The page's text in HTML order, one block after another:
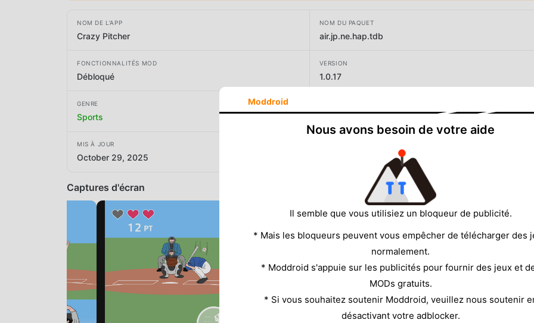
NOM DE L'APP
Crazy Pitcher
NOM DU PAQUET
air.jp.ne.hap.tdb
FONCTIONNALITÉS MOD
Débloqué
VERSION
1.0.17
GENRE
Sports hap Inc.
MIS À JOUR
October 29, 2025
Captures d'écran
Moddroid
Nous avons besoin de votre aide
Il semble que vous utilisiez un bloqueur de publicité.
* Mais les bloqueurs peuvent vous empêcher de télécharger des
normalement.
* Moddroid s'appuie sur les publicités pour fournir des jeux et
MODs gratuits.
* Si vous souhaitez soutenir Moddroid, veuillez nous soutenir
désactivant votre adblocker.